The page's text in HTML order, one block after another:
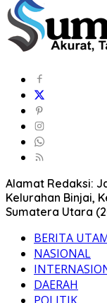
Alamat Redaksi:
Kelurahan Binjai,
Sumatera Utara
BERITA
NASIONAL
DAERAH